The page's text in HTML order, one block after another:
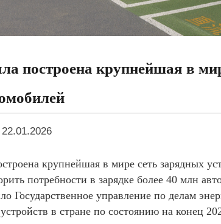
построена крупнейшая в
22.01.2026
крупнейшая в мире сеть зарядных
потребности в зарядке более 40 млн
Государственное управление по делам
в стране по состоянию на конец